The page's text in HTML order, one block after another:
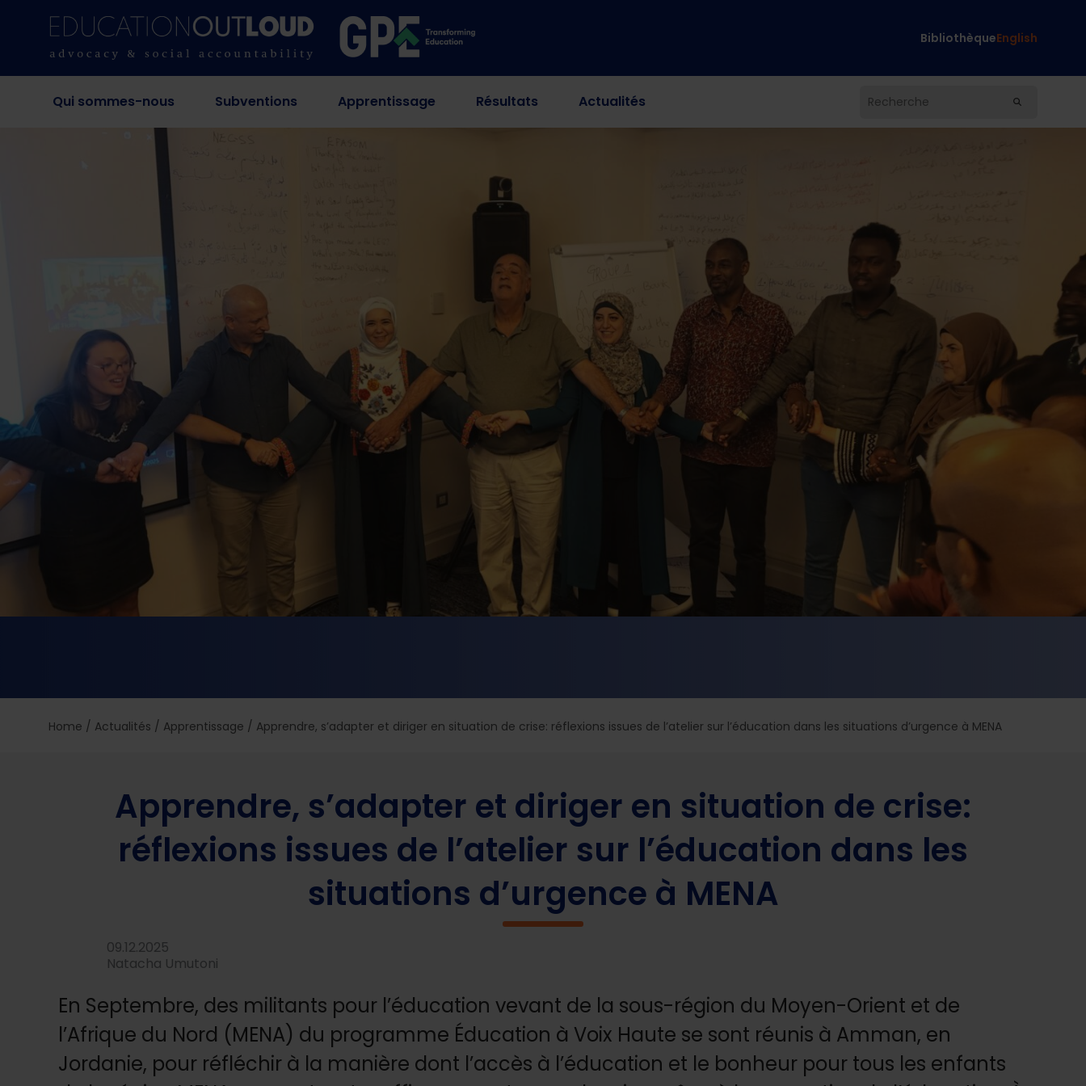
BibliothèqueEnglish
Qui sommes-nous Subventions Apprentissage Résultats Actualités
Home / Actualités / Apprentissage / Apprendre, s’adapter et diriger en situation de crise: réflexions issues de l’atelier sur l’éducation dans les situations d’urgence à MENA
Apprendre, s’adapter et diriger en situation de crise:
réflexions issues de l’atelier sur l’éducation dans les
situations d’urgence à MENA
09.12.2025
Natacha Umutoni
En Septembre, des militants pour l’éducation vevant de la sous-région du Moyen-Orient et de
l’Afrique du Nord (MENA) du programme Éducation à Voix Haute se sont réunis à Amman, en
Jordanie, pour réfléchir à la manière dont l’accès à l’éducation et le bonheur pour tous les enfants